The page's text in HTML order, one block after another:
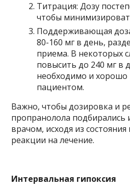
Титрация: Дозу
чтобы
Поддерживающая
80-160 мг в день,
приема. В некоторых
повысить до 240 мг в
необходимо и хорошо
пациентом.
Важно, чтобы дозировка и
пропранолола подбирались
врачом, исходя из
реакции на лечение.
Интервальная гипоксия